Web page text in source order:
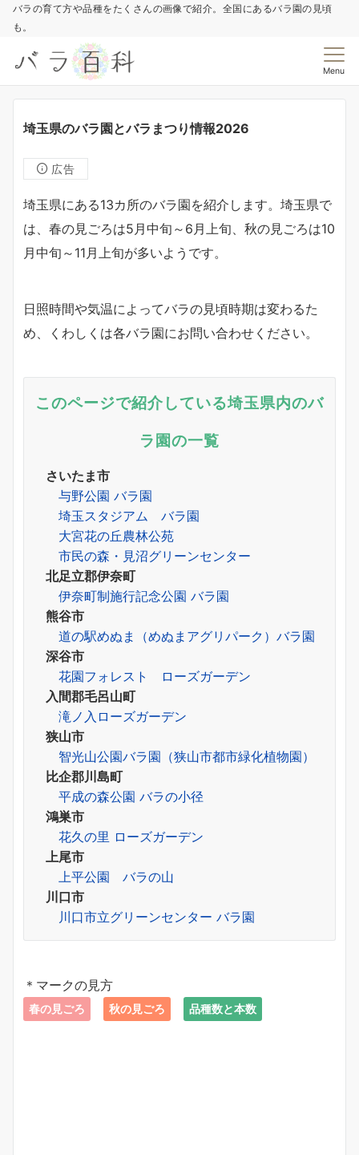
バラの育て方や品種をたくさんの画像で紹介。全国にあるバラ園の見頃
も。
Menu
埼玉県のバラ園とバラまつり情報2026
広告
埼玉県にある13カ所のバラ園を紹介します。埼玉県で
は、春の見ごろは5月中旬～6月上旬、秋の見ごろは10
月中旬～11月上旬が多いようです。
日照時間や気温によってバラの見頃時期は変わるた
め、くわしくは各バラ園にお問い合わせください。
このページで紹介している埼玉県内のバ
ラ園の一覧
さいたま市
与野公園 バラ園
埼玉スタジアム バラ園
大宮花の丘農林公苑
市民の森・見沼グリーンセンター
北足立郡伊奈町
伊奈町制施行記念公園 バラ園
熊谷市
道の駅めぬま（めぬまアグリパーク）バラ園
深谷市
花園フォレスト ローズガーデン
入間郡毛呂山町
滝ノ入ローズガーデン
狭山市
智光山公園バラ園（狭山市都市緑化植物園）
比企郡川島町
平成の森公園 バラの小径
鴻巣市
花久の里 ローズガーデン
上尾市
上平公園 バラの山
川口市
川口市立グリーンセンター バラ園
＊マークの見方
春の見ごろ 秋の見ごろ 品種数と本数